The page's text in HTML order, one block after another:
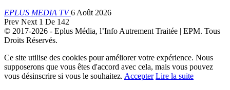
EPLUS MEDIA TV6 Août 2026
Prev Next 1 De 142
© 2017-2026 - Eplus Média, l’Info Autrement Traitée | EPM. Tous
Droits Réservés.
Ce site utilise des cookies pour améliorer votre expérience. Nous
supposerons que vous êtes d'accord avec cela, mais vous pouvez
vous désinscrire si vous le souhaitez. Accepter Lire la suite